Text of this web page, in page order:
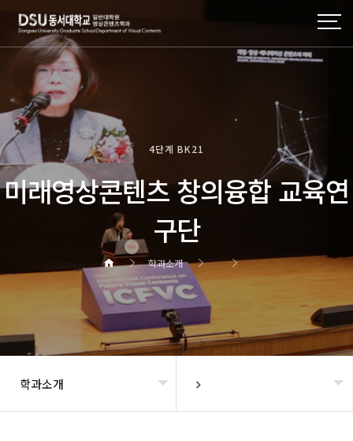
4단계 BK21
미래영상콘텐츠 창의융합 교육연
구단
학과소개
학과소개